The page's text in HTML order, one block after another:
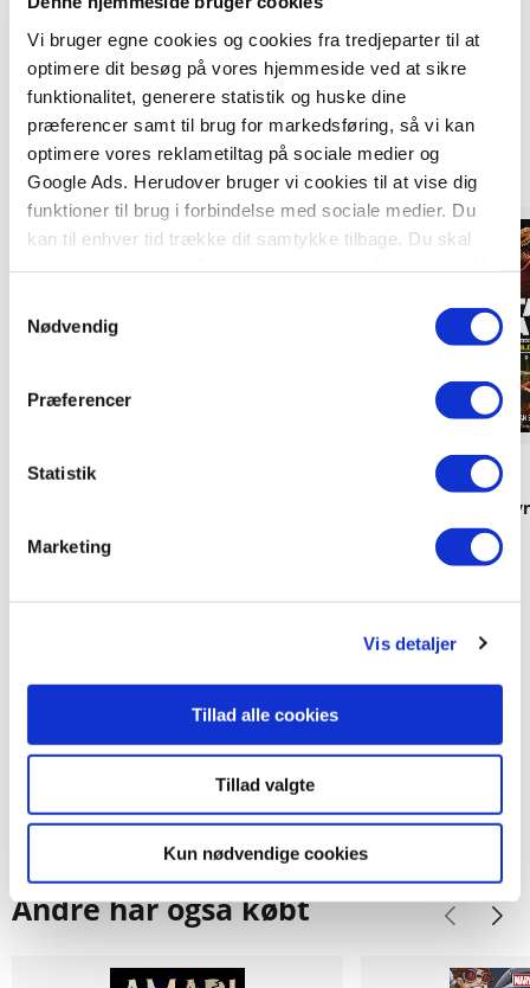
Vi bruger egne cookies og cookies fra tredjeparter til at
optimere dit besøg på vores hjemmeside ved at sikre
funktionalitet, generere statistik og huske dine
præferencer samt til brug for markedsføring, så vi kan
optimere vores reklametiltag på sociale medier og
Google Ads. Herudover bruger vi cookies til at vise dig
funktioner til brug i forbindelse med sociale medier. Du
kan til enhver tid trække dit samtykke tilbage. Du skal
tilbagetrækker et samtykke.
Nødvendig
Præferencer
Statistik
Marketing
Vis detaljer
Tillad alle cookies
Tillad valgte
Kun nødvendige cookies
Titler i serien
Flexicover
Kuppet
Hardcover
Star Wars -
Andre har også købt